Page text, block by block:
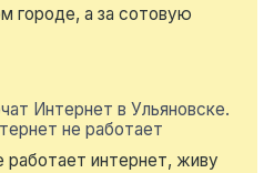
городе, а за сотовую
Интернет в Ульяновске.
не работает
интернет, живу